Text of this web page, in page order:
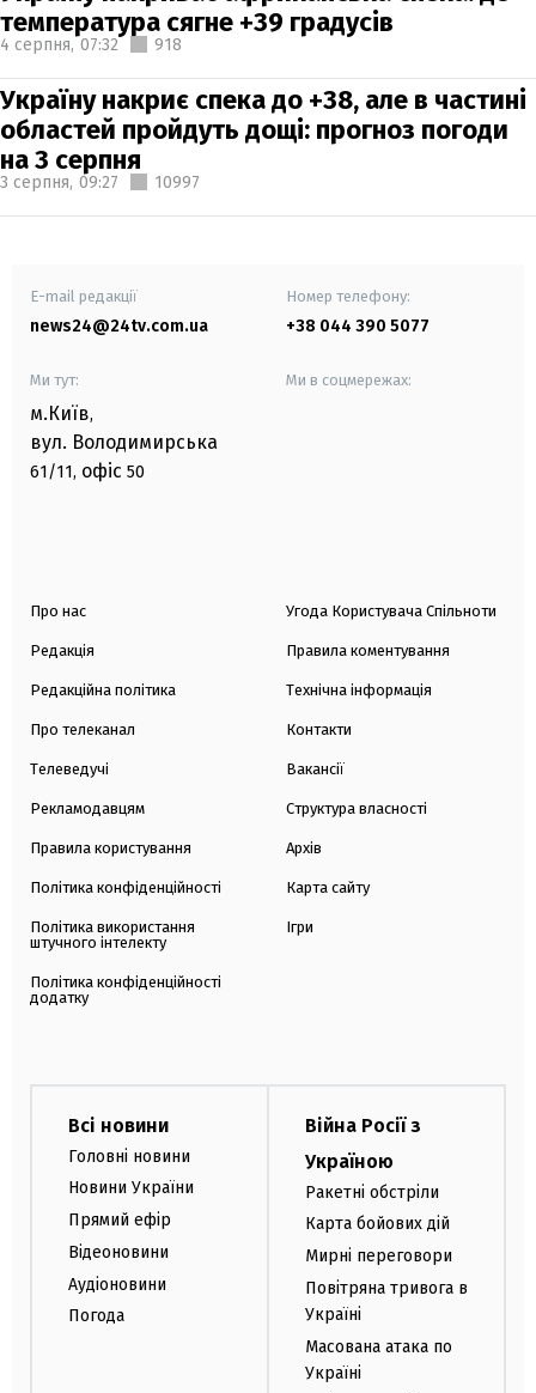
температура сягне +39 градусів
4 серпня, 07:32 918
Україну накриє спека до +38, але в частині
областей пройдуть дощі: прогноз погоди
на 3 серпня
3 серпня, 09:27 10997
E-mail редакції
news24@24tv.com.ua
Номер телефону:
+38 044 390 5077
Ми тут:
м.Київ,
вул. Володимирська
61/11, офіс 50
Ми в соцмережах:
Про нас
Редакція
Редакційна політика
Про телеканал
Телеведучі
Рекламодавцям
Правила користування
Політика конфіденційності
Політика використання
штучного інтелекту
Політика конфіденційності
додатку
Угода Користувача Спільноти
Правила коментування
Технічна інформація
Контакти
Вакансії
Структура власності
Архів
Карта сайту
Ігри
Всі новини
Головні новини
Новини України
Прямий ефір
Відеоновини
Аудіоновини
Погода
Війна Росії з
Україною
Ракетні обстріли
Карта бойових дій
Мирні переговори
Повітряна тривога в
Україні
Масована атака по
Україні